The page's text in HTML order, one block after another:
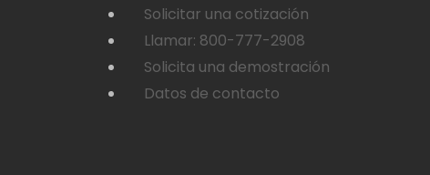
Solicitar una cotización
Llamar: 800-777-2908
Solicita una demostración
Datos de contacto